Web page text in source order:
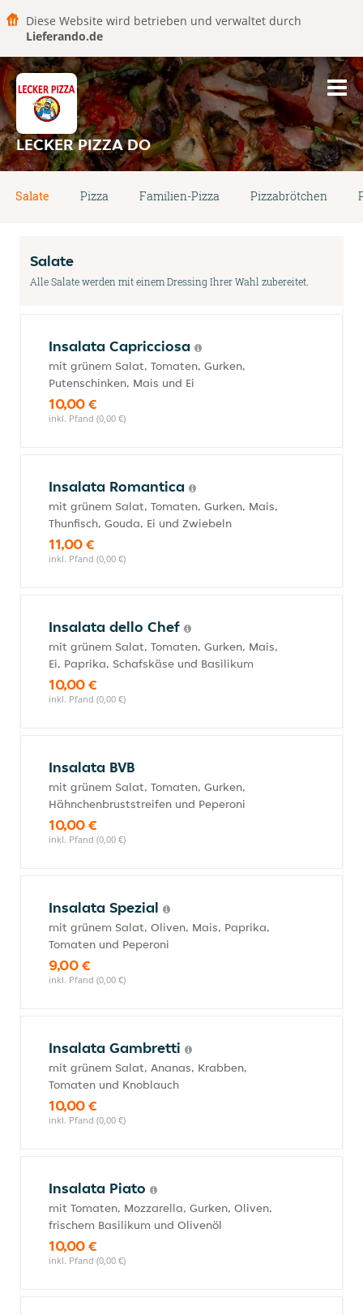
Diese Website wird betrieben und verwaltet durch
Lieferando.de
LECKER PIZZA DO
Salate Pizza Familien-Pizza Pizzabrötchen
Salate
Alle Salate werden mit einem Dressing Ihrer Wahl zubereitet.
Insalata Capricciosa
mit grünem Salat, Tomaten, Gurken,
Putenschinken, Mais und Ei
10,00 €
inkl. Pfand (0,00 €)
Insalata Romantica
mit grünem Salat, Tomaten, Gurken, Mais,
Thunfisch, Gouda, Ei und Zwiebeln
11,00 €
inkl. Pfand (0,00 €)
Insalata dello Chef
mit grünem Salat, Tomaten, Gurken, Mais,
Ei, Paprika, Schafskäse und Basilikum
10,00 €
inkl. Pfand (0,00 €)
Insalata BVB
mit grünem Salat, Tomaten, Gurken,
Hähnchenbruststreifen und Peperoni
10,00 €
inkl. Pfand (0,00 €)
Insalata Spezial
mit grünem Salat, Oliven, Mais, Paprika,
Tomaten und Peperoni
9,00 €
inkl. Pfand (0,00 €)
Insalata Gambretti
mit grünem Salat, Ananas, Krabben,
Tomaten und Knoblauch
10,00 €
inkl. Pfand (0,00 €)
Insalata Piato
mit Tomaten, Mozzarella, Gurken, Oliven,
frischem Basilikum und Olivenöl
10,00 €
inkl. Pfand (0,00 €)